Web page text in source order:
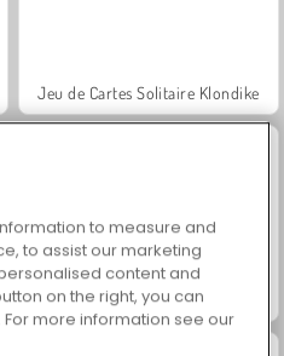
Jeu de Cartes Solitaire Klondike
Solitaire Social
to measure and
to assist our marketing
content and
on the right, you can
more information see our